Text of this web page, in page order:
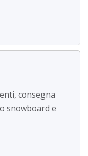
consegna
snowboard e